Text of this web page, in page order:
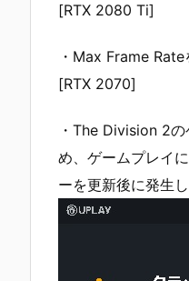
[RTX 2080 Ti]
・Max Frame
[RTX 2070]
・The Division 2
め、ゲームプレイ
ーを更新後に発生